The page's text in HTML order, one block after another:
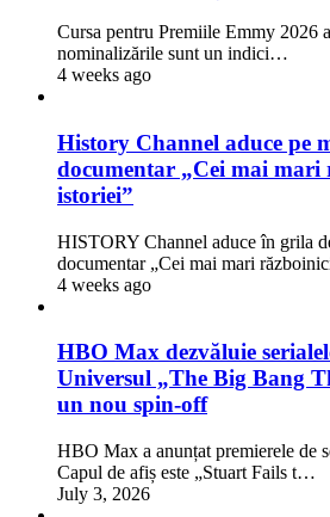
Cursa pentru Premiile Emmy 2026
nominalizările sunt un indici…
4 weeks ago
History Channel aduce pe
documentar „Cei mai mari
istoriei”
HISTORY Channel aduce în grila
documentar „Cei mai mari
4 weeks ago
HBO Max dezvăluie
Universul „The Big Bang
un nou spin-off
HBO Max a anunțat premierele de
Capul de afiș este „Stuart Fails t…
July 3, 2026